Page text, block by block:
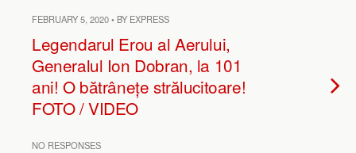
FEBRUARY 5, 2020 • BY EXPRESS
Legendarul Erou al Aerului,
Generalul Ion Dobran, la 101
ani! O bătrânețe strălucitoare!
FOTO / VIDEO
NO RESPONSES